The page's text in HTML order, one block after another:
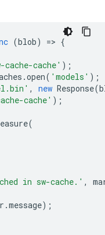
(blob) => {
cache' );
.open( 'models' );
, new Response(
cache' );
(
in sw-cache.' ,
.message);